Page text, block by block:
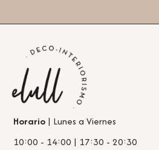
Horario | Lunes a Viernes
10:00 - 14:00 | 17:30 - 20:30